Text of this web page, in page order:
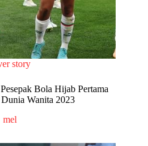
story
Bola Hijab Pertama
Wanita 2023
mel